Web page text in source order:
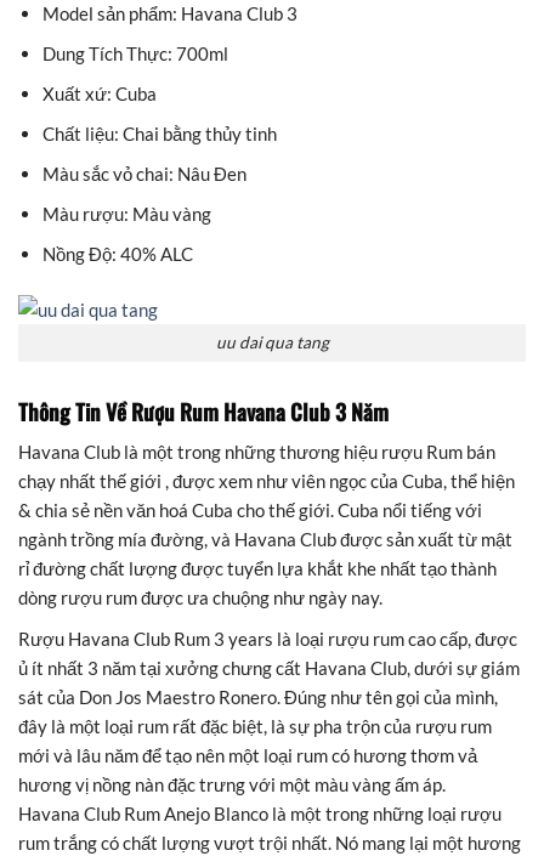
Model sản phẩm: Havana Club 3
Dung Tích Thực: 700ml
Xuất xứ: Cuba
Chất liệu: Chai bằng thủy tinh
Màu sắc vỏ chai: Nâu Đen
Màu rượu: Màu vàng
Nồng Độ: 40% ALC
uu dai qua tang
Thông Tin Về Rượu Rum Havana Club 3 Năm
Havana Club là một trong những thương hiệu rượu Rum bán
chạy nhất thế giới , được xem như viên ngọc của Cuba, thể hiện
& chia sẻ nền văn hoá Cuba cho thế giới. Cuba nổi tiếng với
ngành trồng mía đường, và Havana Club được sản xuất từ mật
rỉ đường chất lượng được tuyển lựa khắt khe nhất tạo thành
dòng rượu rum được ưa chuộng như ngày nay.
Rượu Havana Club Rum 3 years là loại rượu rum cao cấp, được
ủ ít nhất 3 năm tại xưởng chưng cất Havana Club, dưới sự giám
sát của Don Jos Maestro Ronero. Đúng như tên gọi của mình,
đây là một loại rum rất đặc biệt, là sự pha trộn của rượu rum
mới và lâu năm để tạo nên một loại rum có hương thơm vả
hương vị nồng nàn đặc trưng với một màu vàng ấm áp.
Havana Club Rum Anejo Blanco là một trong những loại rượu
rum trắng có chất lượng vượt trội nhất. Nó mang lại một hương